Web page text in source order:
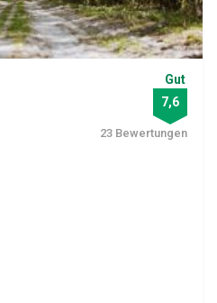
7,6
Gut
23 Bewertungen